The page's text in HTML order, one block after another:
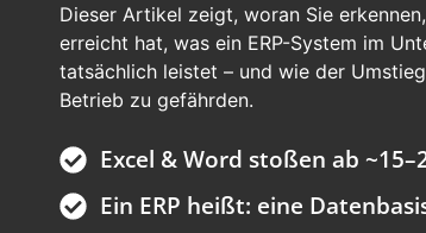
Dieser Artikel zeigt, woran Sie
erreicht hat, was ein ERP-System im
tatsächlich leistet – und wie der
Betrieb zu gefährden.
Excel & Word stoßen ab
Ein ERP heißt: eine